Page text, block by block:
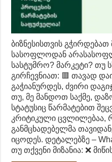
ბიზნესისთვის გჭირდებათ
სასოფლოდან
სასტუმრო? მარკეტი? თუ
გირჩევნიათ: 🟥 თავად
გაჭიანურდეს, ძვირი
თუ, მე მანდოთ საქმე,
სტატუსიც წარმატებით
კრიტიკული ცვლილებაა,
განმცხადებელმა
იცოდეს. დეტალებზე –
თუ თქვენი მიზანია: ❌